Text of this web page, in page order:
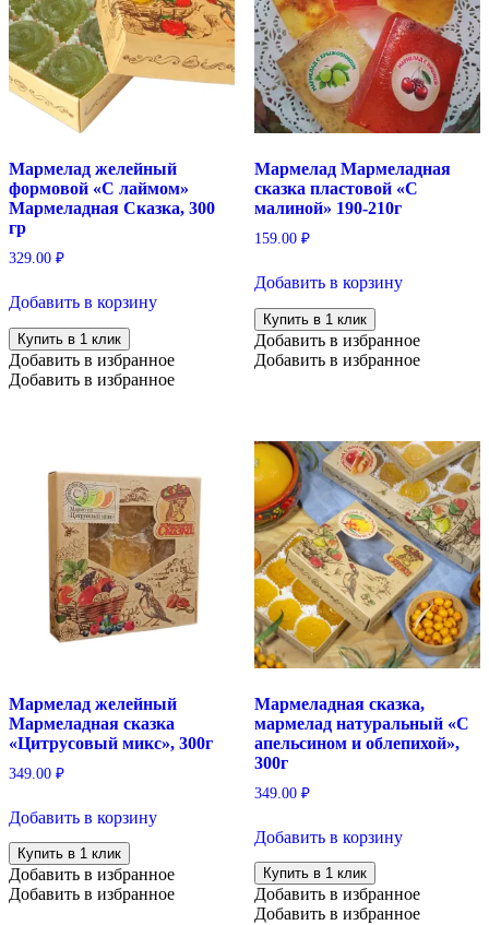
Мармелад желейный
формовой «С лаймом»
Мармеладная Сказка, 300
гр
329.00 ₽
Добавить в корзину
Купить в 1 клик
Добавить в избранное
Добавить в избранное
Мармелад Мармеладная
сказка пластовой «С
малиной» 190-210г
159.00 ₽
Добавить в корзину
Купить в 1 клик
Добавить в избранное
Добавить в избранное
Мармелад желейный
Мармеладная сказка
«Цитрусовый микс», 300г
349.00 ₽
Добавить в корзину
Купить в 1 клик
Добавить в избранное
Добавить в избранное
Мармеладная сказка,
мармелад натуральный «С
апельсином и облепихой»,
300г
349.00 ₽
Добавить в корзину
Купить в 1 клик
Добавить в избранное
Добавить в избранное